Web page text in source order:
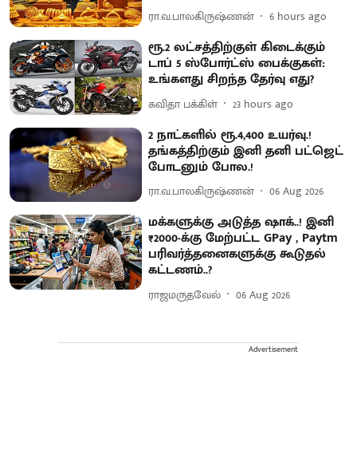
ரா.வ.பாலகிருஷ்ணன் 6 hours ago
ரூ.2 லட்சத்திற்குள் கிடைக்கும்
டாப் 5 ஸ்போர்ட்ஸ் பைக்குகள்:
உங்களது சிறந்த தேர்வு எது?
கவிதா பக்கிள் 23 hours ago
2 நாட்களில் ரூ.4,400 உயர்வு.!
தங்கத்திற்கும் இனி தனி பட்ஜெட்
போடனும் போல.!
ரா.வ.பாலகிருஷ்ணன் 06 Aug 2026
மக்களுக்கு அடுத்த ஷாக்..! இனி
₹2000-க்கு மேற்பட்ட GPay , Paytm
பரிவர்த்தனைகளுக்கு கூடுதல்
கட்டணம்..?
ராஜமருதவேல் 06 Aug 2026
Advertisement